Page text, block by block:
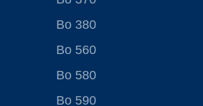
Bo 380
Bo 560
Bo 580
Bo 590